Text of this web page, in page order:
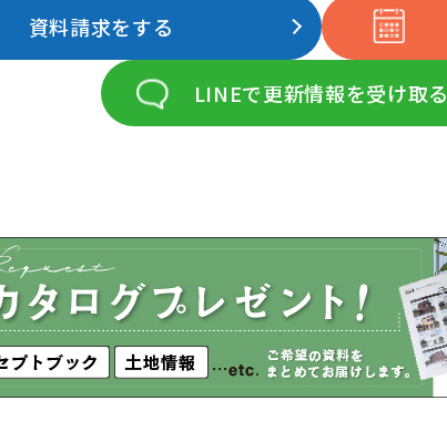
資料請求をする
LINEで更新情報を受け取る